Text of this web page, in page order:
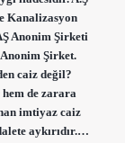
Kanalizasyon
Anonim Şirketi
Anonim Şirket.
caiz değil?
de zarara
imtiyaz caiz
aykırıdır.…